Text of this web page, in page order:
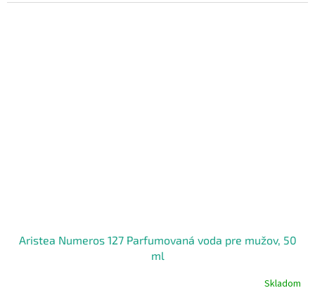
Aristea Numeros 127 Parfumovaná voda pre mužov, 50
ml
Skladom